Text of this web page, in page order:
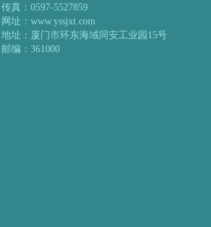
传真：0597-5527859
网址：www.yssjxt.com
地址：厦门市环东海域同安工业园15号
邮编：361000